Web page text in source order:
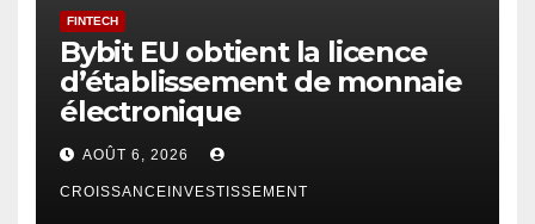
FINTECH
Bybit EU obtient la licence
d’établissement de monnaie
électronique
AOÛT 6, 2026
CROISSANCEINVESTISSEMENT